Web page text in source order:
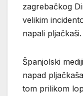
zagrebačkog
velikim
napali pljačkaši.
Španjolski
napad
tom prilikom